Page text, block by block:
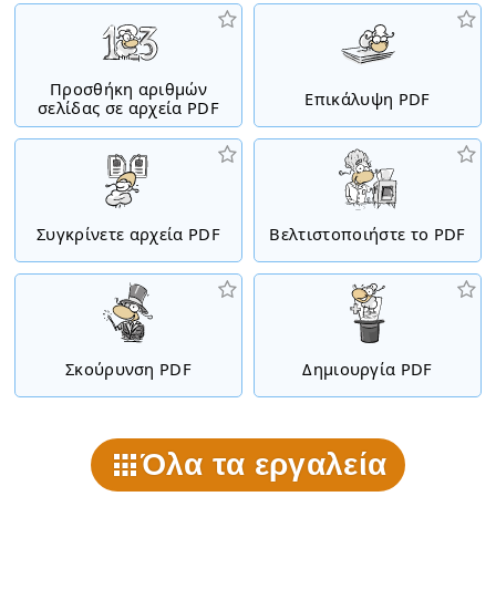
Προσθήκη αριθμών
σελίδας σε αρχεία PDF
Επικάλυψη PDF
Συγκρίνετε αρχεία PDF Βελτιστοποιήστε το PDF
Σκούρυνση PDF Δημιουργία PDF
Όλα τα εργαλεία